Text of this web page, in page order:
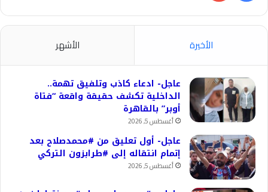
الأخيرة الأشهر
عاجل- ادعاء كاذب وتلفيق تهمة..
الداخلية تكشف حقيقة واقعة “فتاة
أوبر” بالقاهرة
أغسطس 5, 2026
عاجل- أول تعليق من #محمدصلاح بعد
إتمام انتقاله إلى #طرابزون التركي
أغسطس 5, 2026